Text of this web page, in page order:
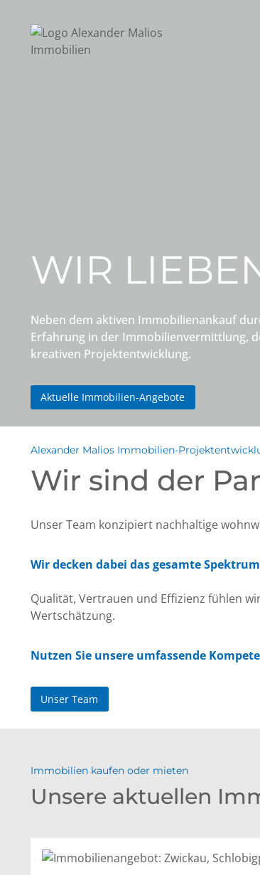
springen
WIR
Neben dem aktiven Immobilienankauf
Erfahrung in der Immobilienvermittlung,
kreativen Projektentwicklung.
Aktuelle Immobilien-Angebote
Alexander Malios Immobilien-
Wir sind der
Unser Team konzipiert nachhaltige
Wir decken dabei das gesamte
Qualität, Vertrauen und Effizienz fühlen
Wertschätzung.
Nutzen Sie unsere umfassende
Unser Team
Immobilien kaufen oder mieten
Unsere aktuellen